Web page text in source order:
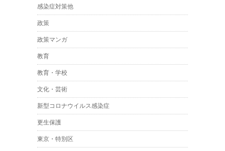
感染症対策他
政策
政策マンガ
教育
教育・学校
文化・芸術
新型コロナウイルス感染症
更生保護
東京・特別区